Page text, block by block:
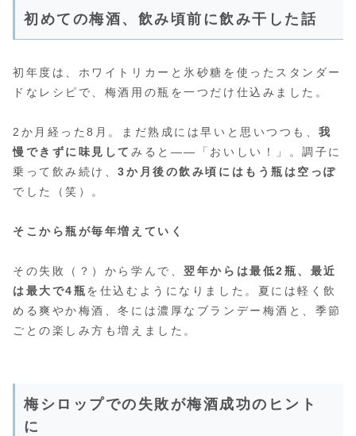
初めての梅酒、飲み頃前に飲み干した話
初年度は、ホワイトリカーと氷砂糖を使ったスタンダー
ドなレシピで、梅酒用の瓶を一つだけ仕込みました。
2か月経った8月。まだ熟成には早いと思いつつも、我
慢できずに味見してみると——「おいしい！」。調子に
乗って飲み続け、3か月後の飲み頃にはもう瓶は空っぽ
でした（笑）。
そこから瓶が毎年増えていく
その失敗（？）から学んで、 翌年からは最低2瓶、最近
は最大で4瓶を仕込むようになりました。夏には軽く飲
める爽やか梅酒、冬には濃厚なブランデー梅酒と、季節
ごとの楽しみ方も増えました。
梅シロップでの失敗が梅酒成功のヒント
に